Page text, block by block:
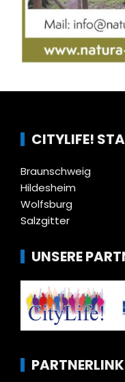
CITYLIFE!
Braunschweig
Hildesheim
Wolfsburg
Salzgitter
UNSERE